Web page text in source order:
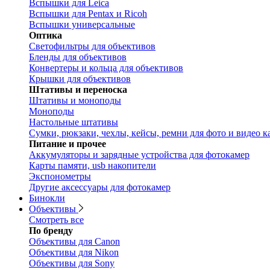
Вспышки для Leica
Вспышки для Pentax и Ricoh
Вспышки универсальные
Оптика
Светофильтры для объективов
Бленды для объективов
Конвертеры и кольца для объективов
Крышки для объективов
Штативы и переноска
Штативы и моноподы
Моноподы
Настольные штативы
Сумки, рюкзаки, чехлы, кейсы, ремни для фото и видео
Питание и прочее
Аккумуляторы и зарядные устройства для фотокамер
Карты памяти, usb накопители
Экспонометры
Другие аксессуары для фотокамер
Бинокли
Объективы
Смотреть все
По бренду
Объективы для Canon
Объективы для Nikon
Объективы для Sony